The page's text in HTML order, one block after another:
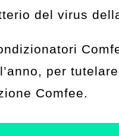
del virus
per
Comfee.